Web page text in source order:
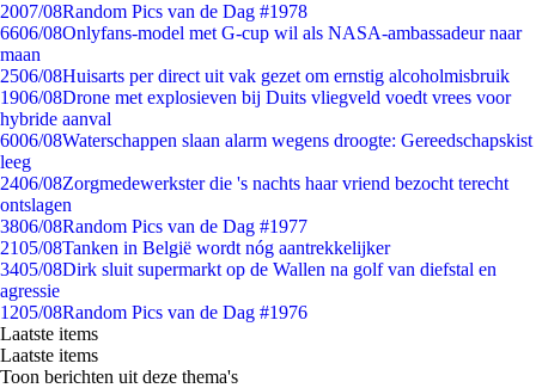
2007/08Random Pics van de Dag #1978
6606/08Onlyfans-model met G-cup wil als NASA-ambassadeur naar
maan
2506/08Huisarts per direct uit vak gezet om ernstig alcoholmisbruik
1906/08Drone met explosieven bij Duits vliegveld voedt vrees voor
hybride aanval
6006/08Waterschappen slaan alarm wegens droogte: Gereedschapskist
leeg
2406/08Zorgmedewerkster die 's nachts haar vriend bezocht terecht
ontslagen
3806/08Random Pics van de Dag #1977
2105/08Tanken in België wordt nóg aantrekkelijker
3405/08Dirk sluit supermarkt op de Wallen na golf van diefstal en
agressie
1205/08Random Pics van de Dag #1976
Laatste items
Laatste items
Toon berichten uit deze thema's